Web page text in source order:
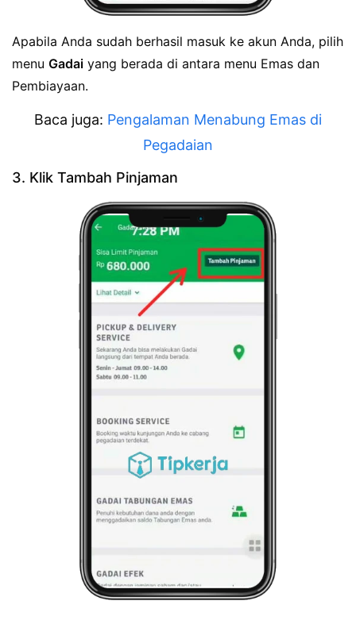
Apabila Anda sudah berhasil masuk ke akun Anda, pilih
menu Gadai yang berada di antara menu Emas dan
Pembiayaan.
Baca juga: Pengalaman Menabung Emas di
Pegadaian
3. Klik Tambah Pinjaman